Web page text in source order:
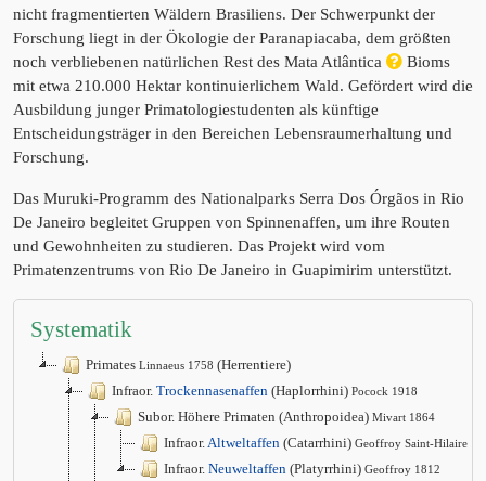
nicht fragmentierten Wäldern Brasiliens. Der Schwerpunkt der
Forschung liegt in der Ökologie der Paranapiacaba, dem größten
noch verbliebenen natürlichen Rest des Mata Atlântica
Bioms
mit etwa 210.000 Hektar kontinuierlichem Wald. Gefördert wird die
Ausbildung junger Primatologiestudenten als künftige
Entscheidungsträger in den Bereichen Lebensraumerhaltung und
Forschung.
Das Muruki-Programm des Nationalparks Serra Dos Órgãos in Rio
De Janeiro begleitet Gruppen von Spinnenaffen, um ihre Routen
und Gewohnheiten zu studieren. Das Projekt wird vom
Primatenzentrums von Rio De Janeiro in Guapimirim unterstützt.
Systematik
Primates Linnaeus 1758 (Herrentiere)
Infraor. Trockennasenaffen (Haplorrhini) Pocock 1918
Subor. Höhere Primaten (Anthropoidea) Mivart 1864
Infraor.Altweltaffen (Catarrhini) Geoffroy Saint-Hilaire
Infraor. Neuweltaffen (Platyrrhini) Geoffroy 1812